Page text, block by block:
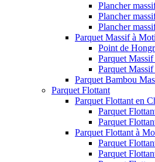
Plancher
Plancher
Plancher
Parquet Massif à
Point de
Parquet
Parquet
Parquet Bambou
Parquet Flottant
Parquet Flottant en
Parquet
Parquet
Parquet Flottant à
Parquet
Parquet